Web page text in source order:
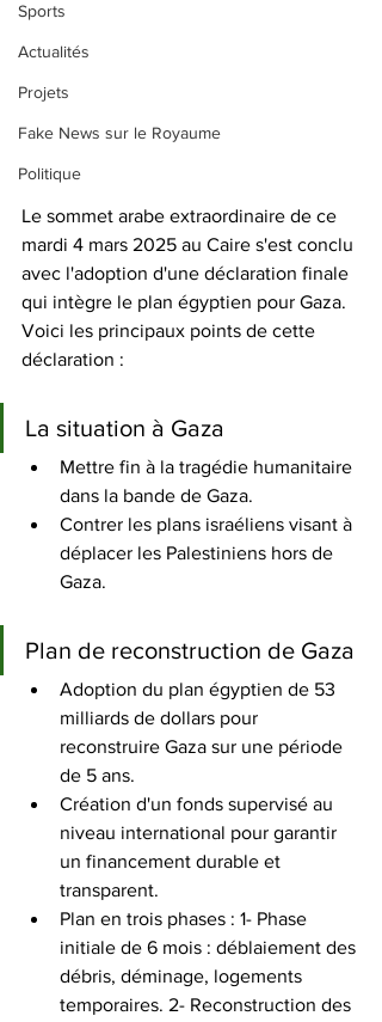
Sports
Actualités
Projets
Fake News sur le Royaume
Politique
Le sommet arabe extraordinaire de ce
mardi 4 mars 2025 au Caire s'est conclu
avec l'adoption d'une déclaration finale
qui intègre le plan égyptien pour Gaza.
Voici les principaux points de cette
déclaration :
La situation à Gaza
Mettre fin à la tragédie humanitaire
dans la bande de Gaza.
Contrer les plans israéliens visant à
déplacer les Palestiniens hors de
Gaza.
Plan de reconstruction de Gaza
Adoption du plan égyptien de 53
milliards de dollars pour
reconstruire Gaza sur une période
de 5 ans.
Création d'un fonds supervisé au
niveau international pour garantir
un financement durable et
transparent.
Plan en trois phases : 1- Phase
initiale de 6 mois : déblaiement des
débris, déminage, logements
temporaires. 2- Reconstruction des